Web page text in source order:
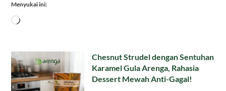
Menyukai ini:
Memuat...
Chesnut Strudel dengan Sentuhan
Karamel Gula Arenga, Rahasia
Dessert Mewah Anti-Gagal!